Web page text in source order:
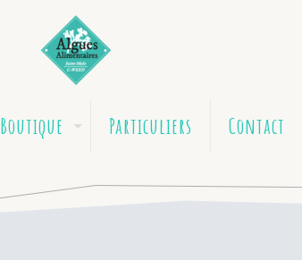
Boutique Particuliers Contact